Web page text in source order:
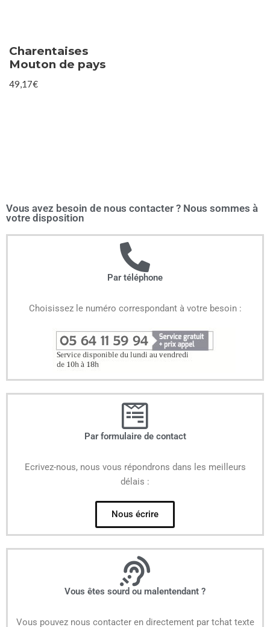
Charentaises
Mouton de pays
49,17€
Vous avez besoin de nous contacter ? Nous sommes à
votre disposition
Par téléphone
Choisissez le numéro correspondant à votre besoin :
Par formulaire de contact
Ecrivez-nous, nous vous répondrons dans les meilleurs
délais :
Nous écrire
Vous êtes sourd ou malentendant ?
Vous pouvez nous contacter en directement par tchat texte